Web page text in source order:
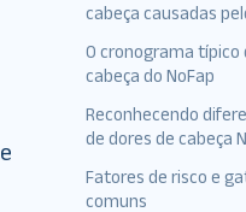
cabeça causadas
O cronograma típico
cabeça do NoFap
Primeira
(Semanas 2–3)
Reconhecendo
de dores de cabeça
Fatores de risco e
comuns